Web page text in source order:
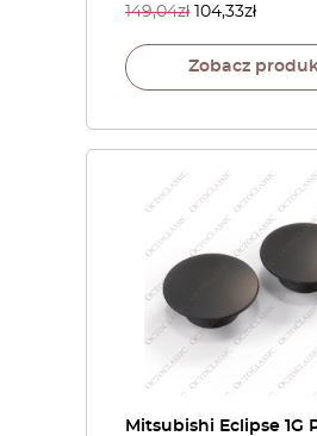
149,04zł 104,33zł
Zobacz
Mitsubishi Eclipse 1G